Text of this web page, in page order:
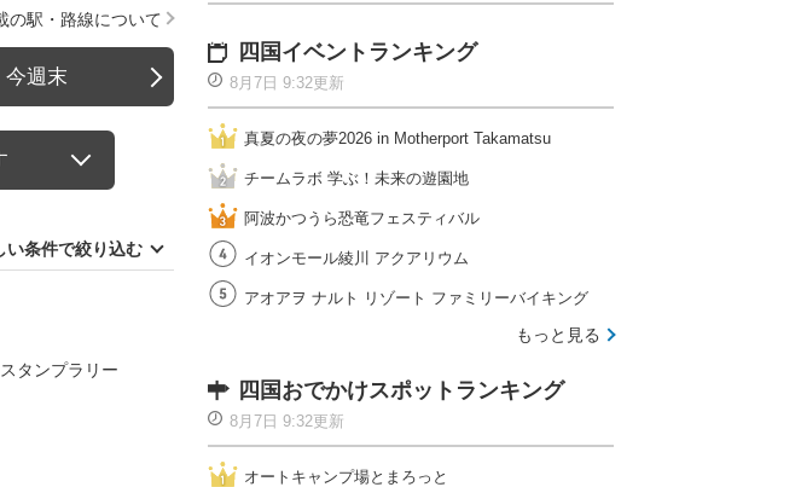
の駅・路線について
今週末
い条件で絞り込む
タンプラリー
四国イベントランキング
8月7日 9:32更新
真夏の夜の夢2026 in Motherport Takamatsu
チームラボ 学ぶ！未来の遊園地
阿波かつうら恐竜フェスティバル
イオンモール綾川 アクアリウム
アオアヲ ナルト リゾート ファミリーバイキング
もっと見る
四国おでかけスポットランキング
8月7日 9:32更新
オートキャンプ場とまろっと